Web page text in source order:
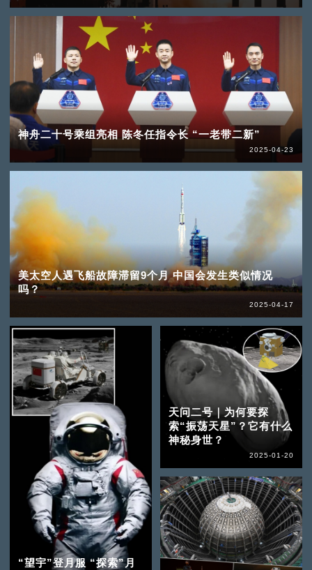
神舟二十号乘组亮相 陈冬任指令长 “一老带二新”
2025-04-23
美太空人遇飞船故障滞留9个月 中国会发生类似情况
吗？
2025-04-17
“望宇”登月服 “探索”月
天问二号｜为何要探
索“振荡天星”？它有什么
神秘身世？
2025-01-20